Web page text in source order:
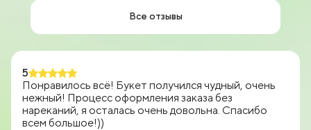
Все отзывы
5
Понравилось всё! Букет получился чудный, очень
нежный! Процесс оформления заказа без
нареканий, я осталась очень довольна. Спасибо
всем большое!))